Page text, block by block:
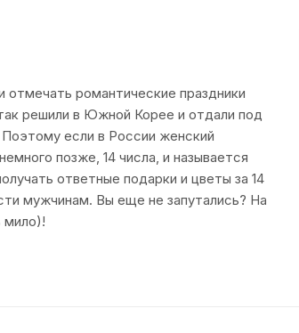
романтические праздники
решили в Южной Корее и отдали под
если в России женский
позже, 14 числа, и называется
ответные подарки и цветы за 14
мужчинам. Вы еще не запутались? На
мило)!